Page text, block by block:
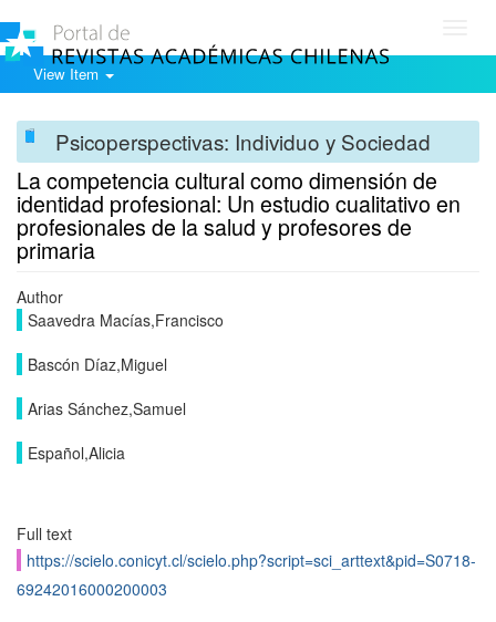
View Item
Psicoperspectivas: Individuo y Sociedad
La competencia cultural como dimensión de
identidad profesional: Un estudio cualitativo en
profesionales de la salud y profesores de
primaria
Author
Saavedra Macías,Francisco
Bascón Díaz,Miguel
Arias Sánchez,Samuel
Español,Alicia
Full text
https://scielo.conicyt.cl/scielo.php?script=sci_arttext&pid=S0718-
69242016000200003